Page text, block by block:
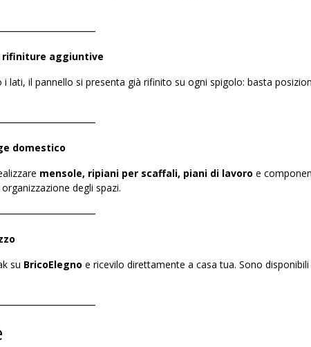
rifiniture aggiuntive
lati, il pannello si presenta già rifinito su ogni spigolo: basta
domestico
mensole, ripiani per scaffali, piani di lavoro e
degli spazi.
su BricoElegno e ricevilo direttamente a casa tua. Sono